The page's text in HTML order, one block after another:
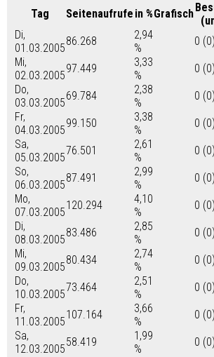
Tag Seitenaufrufe in %Grafisch
Di,
01.03.2005
86.268
2,94
%
0 (0)
Mi,
02.03.2005
97.449
3,33
%
0 (0)
Do,
03.03.2005
69.784
2,38
%
0 (0)
Fr,
04.03.2005
99.150
3,38
%
0 (0)
Sa,
05.03.2005
76.501
2,61
%
0 (0)
So,
06.03.2005
87.491
2,99
%
0 (0)
Mo,
07.03.2005
120.294
4,10
%
0 (0)
Di,
08.03.2005
83.486
2,85
%
0 (0)
Mi,
09.03.2005
80.434
2,74
%
0 (0)
Do,
10.03.2005
73.464
2,51
%
0 (0)
Fr,
11.03.2005
107.164
3,66
%
0 (0)
Sa,
12.03.2005
58.419
1,99
%
0 (0)